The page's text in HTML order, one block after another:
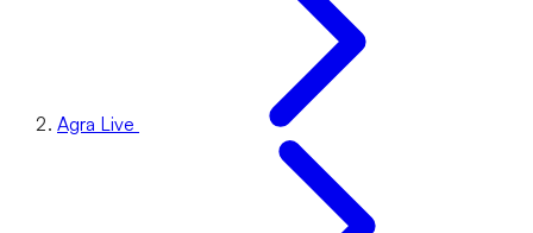
Agra Live